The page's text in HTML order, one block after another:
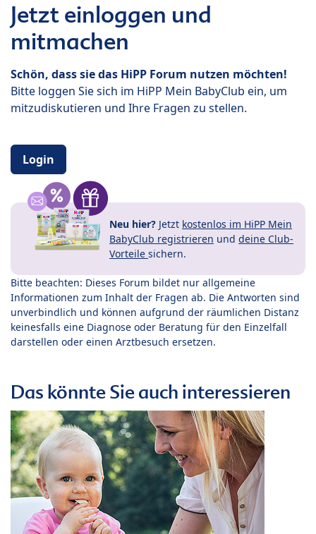
Jetzt einloggen und
mitmachen
Schön, dass sie das HiPP Forum nutzen möchten!
Bitte loggen Sie sich im HiPP Mein BabyClub ein, um
mitzudiskutieren und Ihre Fragen zu stellen.
Login
Neu hier? Jetzt kostenlos im HiPP Mein
BabyClub registrieren und deine Club-
Vorteile sichern.
Bitte beachten: Dieses Forum bildet nur allgemeine
Informationen zum Inhalt der Fragen ab. Die Antworten sind
unverbindlich und können aufgrund der räumlichen Distanz
keinesfalls eine Diagnose oder Beratung für den Einzelfall
darstellen oder einen Arztbesuch ersetzen.
Das könnte Sie auch interessieren